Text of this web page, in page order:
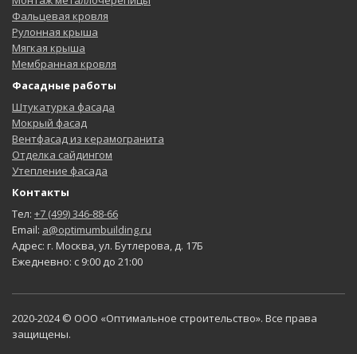
Фальцевая кровля
Рулонная крыша
Мягкая крыша
Мембранная кровля
Фасадные работы
Штукатурка фасада
Мокрый фасад
Вентфасад из керамогранита
Отделка сайдингом
Утепление фасада
Контакты
Тел: +7 (499) 346-88-66
Email: a@optimumbuilding.ru
Адрес: г. Москва, ул. Бутлерова, д. 17Б
Ежедневно: с 9:00 до 21:00
2020-2024 © ООО «Оптимальное строительство». Все права
защищены.